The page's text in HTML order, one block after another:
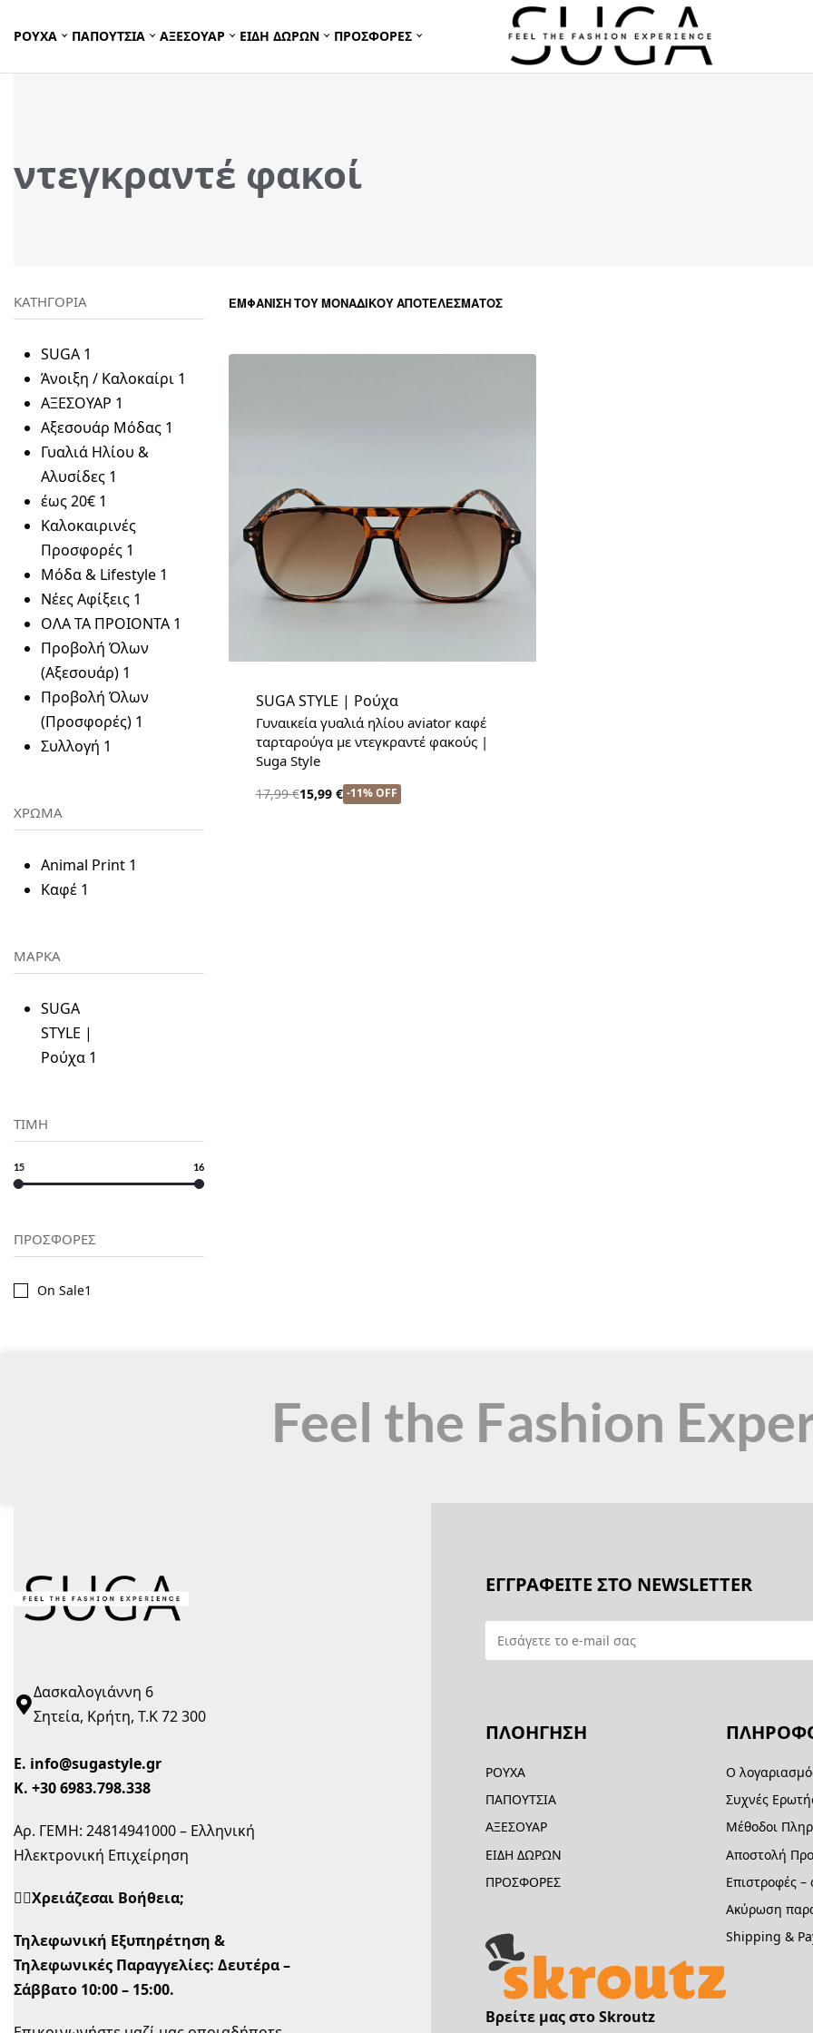
ΡΟΥΧΑ ΠΑΠΟΥΤΣΙΑ ΑΞΕΣΟΥΑΡ ΕΙΔΗ ΔΩΡΩΝ ΠΡΟΣΦΟΡΕΣ
ντεγκραντέ φακοί
ΚΑΤΗΓΟΡΙΑ
SUGA 1
Άνοιξη / Καλοκαίρι 1
ΑΞΕΣΟΥΑΡ 1
Αξεσουάρ Μόδας 1
Γυαλιά Ηλίου &
Αλυσίδες 1
έως 20€ 1
Καλοκαιρινές
Προσφορές 1
Μόδα & Lifestyle 1
Νέες Αφίξεις 1
ΟΛΑ ΤΑ ΠΡΟΙΟΝΤΑ 1
Προβολή Όλων
(Αξεσουάρ) 1
Προβολή Όλων
(Προσφορές) 1
Συλλογή 1
ΧΡΩΜΑ
Animal Print 1
Καφέ 1
ΜΑΡΚΑ
SUGA
STYLE |
Ρούχα 1
ΤΙΜΗ
15 16
ΠΡΟΣΦΟΡΕΣ
On Sale1
ΕΜΦΆΝΙΣΗ ΤΟΥ ΜΟΝΑΔΙΚΟΎ ΑΠΟΤΕΛΈΣΜΑΤΟΣ
SUGA STYLE | Ρούχα
Γυναικεία γυαλιά ηλίου aviator καφέ
ταρταρούγα με ντεγκραντέ φακούς |
Suga Style
17,99€15,99 € -11% OFF
Feel the Fashion
Δασκαλογιάννη 6
Σητεία, Κρήτη, Τ.Κ 72 300
Ε. info@sugastyle.gr
Κ. +30 6983.798.338
Αρ. ΓΕΜΗ: 24814941000 – Ελληνική
Ηλεκτρονική Επιχείρηση
🙋‍♀️Χρειάζεσαι Βοήθεια;
Τηλεφωνική Εξυπηρέτηση &
Τηλεφωνικές Παραγγελίες: Δευτέρα –
Σάββατο 10:00 – 15:00.
ΕΓΓΡΑΦΕΙΤΕ ΣΤΟ NEWSLETTER
ΠΛΟΗΓΗΣΗ
ΡΟΥΧΑ
ΠΑΠΟΥΤΣΙΑ
ΑΞΕΣΟΥΑΡ
ΕΙΔΗ ΔΩΡΩΝ
ΠΡΟΣΦΟΡΕΣ
Βρείτε μας στο Skroutz
Ο
Συχνές
Μέθοδοι
Αποστολή
Επιστροφές –
Ακύρωση
Shipping &